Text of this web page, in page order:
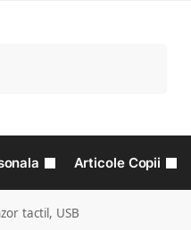
Articole Copii
tactil, USB